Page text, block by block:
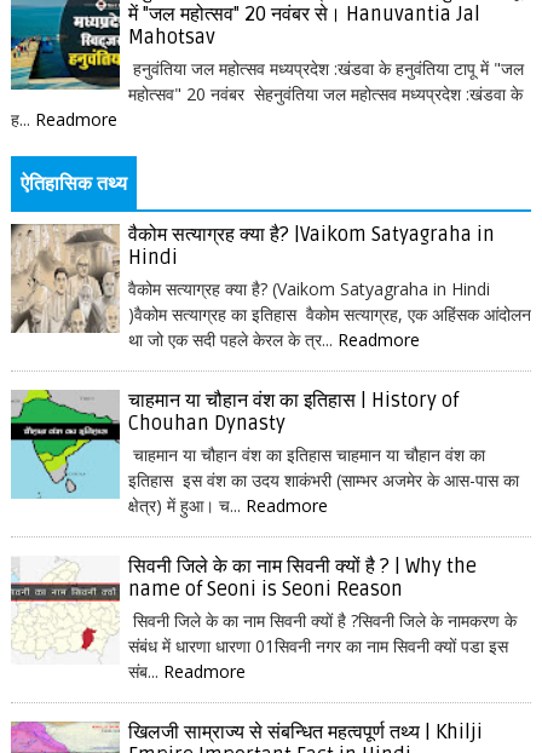
में "जल महोत्सव" 20 नवंबर से। Hanuvantia Jal
Mahotsav
हनुवंतिया जल महोत्सव मध्यप्रदेश :खंडवा के हनुवंतिया टापू में "जल
महोत्सव" 20 नवंबर सेहनुवंतिया जल महोत्सव मध्यप्रदेश :खंडवा के
ह... Readmore
ऐतिहासिक तथ्य
वैकोम सत्याग्रह क्या है? |Vaikom Satyagraha in
Hindi
वैकोम सत्याग्रह क्या है? (Vaikom Satyagraha in Hindi
)वैकोम सत्याग्रह का इतिहास वैकोम सत्याग्रह, एक अहिंसक आंदोलन
था जो एक सदी पहले केरल के त्र... Readmore
चाहमान या चौहान वंश का इतिहास | History of
Chouhan Dynasty
चाहमान या चौहान वंश का इतिहास चाहमान या चौहान वंश का
इतिहास इस वंश का उदय शाकंभरी (साम्भर अजमेर के आस-पास का
क्षेत्र) में हुआ। च... Readmore
सिवनी जिले के का नाम सिवनी क्यों है ? | Why the
name of Seoni is Seoni Reason
सिवनी जिले के का नाम सिवनी क्यों है ?सिवनी जिले के नामकरण के
संबंध में धारणा धारणा 01सिवनी नगर का नाम सिवनी क्यों पडा इस
संब... Readmore
खिलजी साम्राज्य से संबन्धित महत्वपूर्ण तथ्य | Khilji